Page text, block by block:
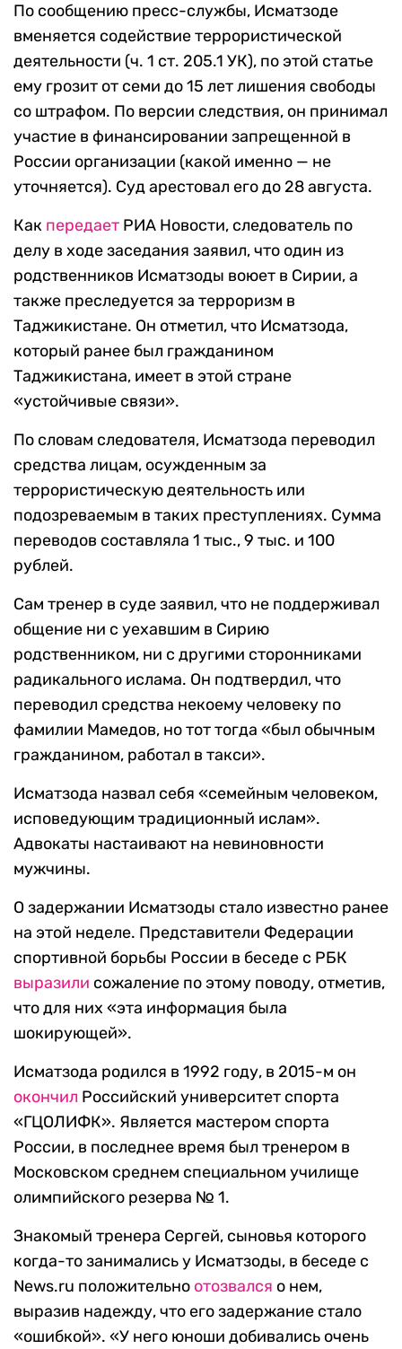
По сообщению пресс-службы, Исматзоде
вменяется содействие террористической
деятельности (ч. 1 ст. 205.1 УК), по этой статье
ему грозит от семи до 15 лет лишения свободы
со штрафом. По версии следствия, он принимал
участие в финансировании запрещенной в
России организации (какой именно — не
уточняется). Суд арестовал его до 28 августа.
Как передает РИА Новости, следователь по
делу в ходе заседания заявил, что один из
родственников Исматзоды воюет в Сирии, а
также преследуется за терроризм в
Таджикистане. Он отметил, что Исматзода,
который ранее был гражданином
Таджикистана, имеет в этой стране
«устойчивые связи».
По словам следователя, Исматзода переводил
средства лицам, осужденным за
террористическую деятельность или
подозреваемым в таких преступлениях. Сумма
переводов составляла 1 тыс., 9 тыс. и 100
рублей.
Сам тренер в суде заявил, что не поддерживал
общение ни с уехавшим в Сирию
родственником, ни с другими сторонниками
радикального ислама. Он подтвердил, что
переводил средства некоему человеку по
фамилии Мамедов, но тот тогда «был обычным
гражданином, работал в такси».
Исматзода назвал себя «семейным человеком,
исповедующим традиционный ислам».
Адвокаты настаивают на невиновности
мужчины.
О задержании Исматзоды стало известно ранее
на этой неделе. Представители Федерации
спортивной борьбы России в беседе с РБК
выразили сожаление по этому поводу, отметив,
что для них «эта информация была
шокирующей».
Исматзода родился в 1992 году, в 2015-м он
окончил Российский университет спорта
«ГЦОЛИФК». Является мастером спорта
России, в последнее время был тренером в
Московском среднем специальном училище
олимпийского резерва № 1.
Знакомый тренера Сергей, сыновья которого
когда-то занимались у Исматзоды, в беседе с
News.ru положительно отозвался о нем,
выразив надежду, что его задержание стало
«ошибкой». «У него юноши добивались очень